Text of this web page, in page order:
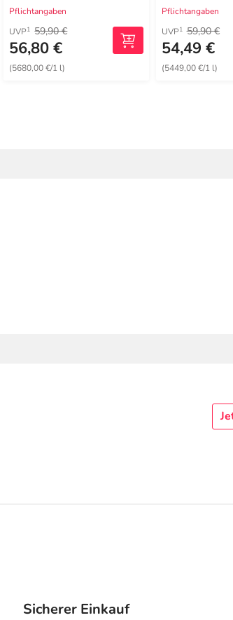
Pflichtangaben
UVP1 59,90 €
56,80 €
(5680,00 €/1 l)
Pflichtangaben
UVP1 59,90 €
54,49 €
(5449,00 €/1 l)
Sicherer Einkauf